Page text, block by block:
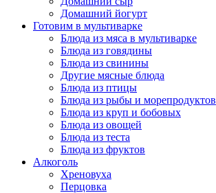
Домашний йогурт
Готовим в мультиварке
Блюда из мяса в мультиварке
Блюда из говядины
Блюда из свинины
Другие мясные блюда
Блюда из птицы
Блюда из рыбы и морепродуктов
Блюда из круп и бобовых
Блюда из овощей
Блюда из теста
Блюда из фруктов
Алкоголь
Хреновуха
Перцовка